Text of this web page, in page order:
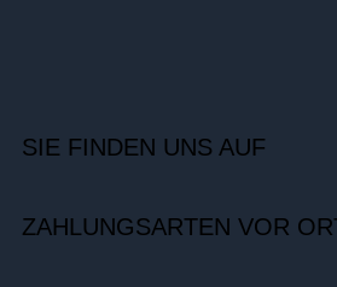
SIE FINDEN UNS AUF
ZAHLUNGSARTEN VOR